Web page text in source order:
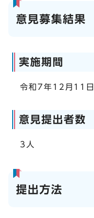
意見募集結果
実施期間
令和7年12月11
意見提出者数
3人
提出方法